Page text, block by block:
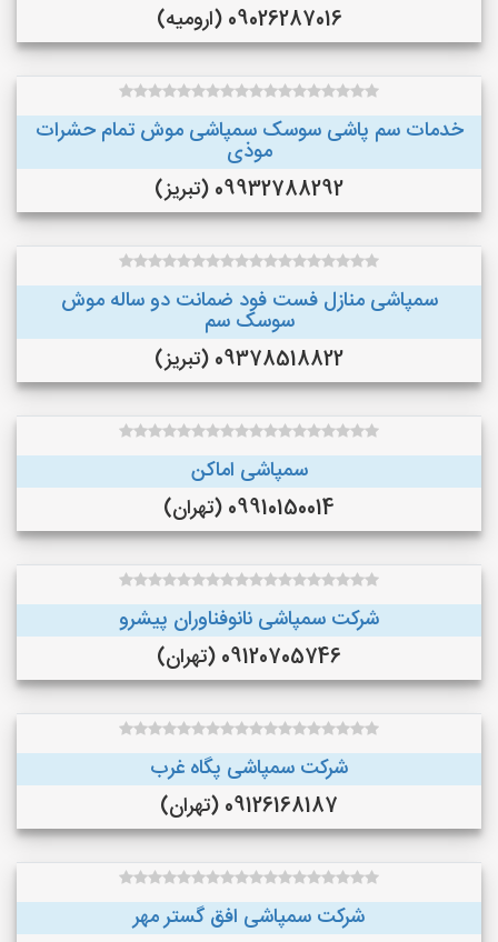
09026287016 (ارومیه)
خدمات سم پاشی سوسک سمپاشی موش تمام حشرات
موذی
09932788292 (تبریز)
سمپاشی منازل فست فود ضمانت دو ساله موش
سوسک سم
09378518822 (تبریز)
سمپاشی اماکن
09910150014 (تهران)
شرکت سمپاشی نانوفناوران پیشرو
09120705746 (تهران)
شرکت سمپاشی پگاه غرب
09126168187 (تهران)
شرکت سمپاشی افق گستر مهر